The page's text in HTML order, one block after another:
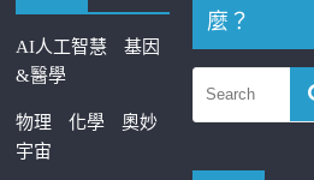
AI人工智慧
基因
&醫學
物理 化學
奧妙
宇宙
麼？